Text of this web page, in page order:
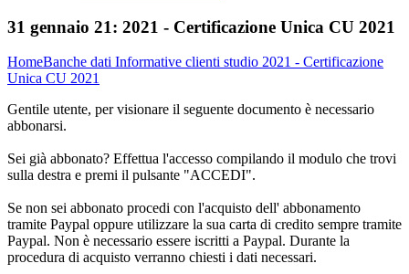
31 gennaio 21: 2021 - Certificazione Unica CU 2021
HomeBanche dati Informative clienti studio 2021 - Certificazione
Unica CU 2021
Gentile utente, per visionare il seguente documento è necessario
abbonarsi.
Sei già abbonato? Effettua l'accesso compilando il modulo che trovi
sulla destra e premi il pulsante "ACCEDI".
Se non sei abbonato procedi con l'acquisto dell' abbonamento
tramite Paypal oppure utilizzare la sua carta di credito sempre tramite
Paypal. Non è necessario essere iscritti a Paypal. Durante la
procedura di acquisto verranno chiesti i dati necessari.